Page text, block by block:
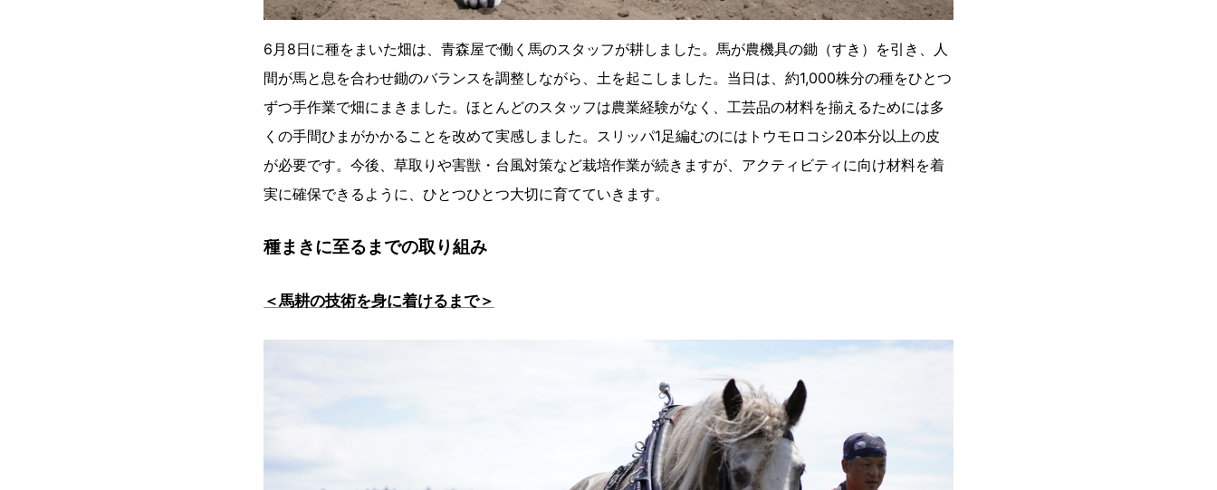
6月8日に種をまいた畑は、青森屋で働く馬のスタッフが耕しました。馬が農機具の鋤（すき）を引き、人
間が馬と息を合わせ鋤のバランスを調整しながら、土を起こしました。当日は、約1,000株分の種をひとつ
ずつ手作業で畑にまきました。ほとんどのスタッフは農業経験がなく、工芸品の材料を揃えるためには多
くの手間ひまがかかることを改めて実感しました。スリッパ1足編むのにはトウモロコシ20本分以上の皮
が必要です。今後、草取りや害獣・台風対策など栽培作業が続きますが、アクティビティに向け材料を着
実に確保できるように、ひとつひとつ大切に育てていきます。
種まきに至るまでの取り組み
＜馬耕の技術を身に着けるまで＞